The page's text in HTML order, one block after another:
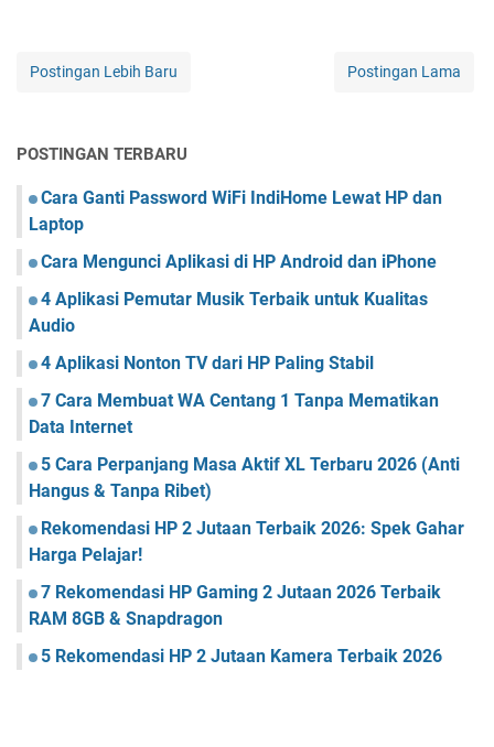
Postingan Lebih Baru Postingan Lama
POSTINGAN TERBARU
Cara Ganti Password WiFi IndiHome Lewat HP dan
Laptop
Cara Mengunci Aplikasi di HP Android dan iPhone
4 Aplikasi Pemutar Musik Terbaik untuk Kualitas
Audio
4 Aplikasi Nonton TV dari HP Paling Stabil
7 Cara Membuat WA Centang 1 Tanpa Mematikan
Data Internet
5 Cara Perpanjang Masa Aktif XL Terbaru 2026 (Anti
Hangus & Tanpa Ribet)
Rekomendasi HP 2 Jutaan Terbaik 2026: Spek Gahar
Harga Pelajar!
7 Rekomendasi HP Gaming 2 Jutaan 2026 Terbaik
RAM 8GB & Snapdragon
5 Rekomendasi HP 2 Jutaan Kamera Terbaik 2026